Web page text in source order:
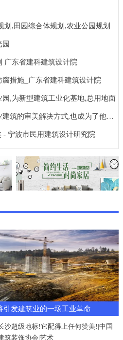
划,田园综合体规划,农业公园规划
广东省建科建筑设计院
措施_广东省建科建筑设计院
,为新型建筑工业化基地,总用地面
的审美解决方式,也成为了他的使命
- 宁波市民用建筑设计研究院
引发建筑业的一场工业革命
沙超级地标!它配得上任何赞美!|中国
筑装饰协会|艺术